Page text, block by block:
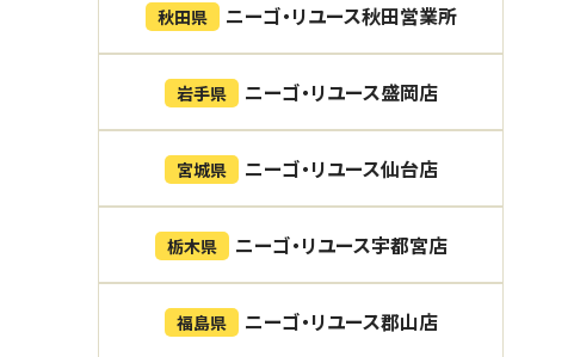
秋田県 ニーゴ・リユース秋田営業所
岩手県 ニーゴ・リユース盛岡店
宮城県 ニーゴ・リユース仙台店
栃木県 ニーゴ・リユース宇都宮店
福島県 ニーゴ・リユース郡山店